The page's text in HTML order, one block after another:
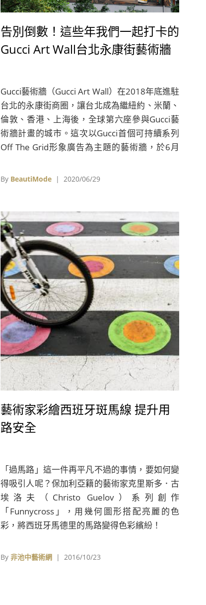
告別倒數！這些年我們一起打卡的
Gucci Art Wall台北永康街藝術牆
Gucci藝術牆（Gucci Art Wall）在2018年底進駐
台北的永康街商圈，讓台北成為繼紐約、米蘭、
倫敦、香港、上海後，全球第六座參與Gucci藝
術牆計畫的城市。這次以Gucci首個可持續系列
Off The Grid形象廣告為主題的藝術牆，於6月
Garibaldi步行街上、東倫敦著名的紅磚巷
立街亮相，而台北大安區的永康街也在6月24日
端午連假前夕完工登場，然而這次的Off The
Grid藝術牆，卻是Gucci台北永康街藝術牆的最
後告別作，
By BeautiMode | 2020/06/29
藝術家彩繪西班牙斑馬線 提升用
路安全
「過馬路」這一件再平凡不過的事情，要如何變
得吸引人呢？保加利亞籍的藝術家克里斯多．古
埃洛夫（Christo Guelov）系列創作
「Funnycross」，用幾何圖形搭配亮麗的色
彩，將西班牙馬德里的馬路變得色彩繽紛！
By 非池中藝術網 | 2016/10/23